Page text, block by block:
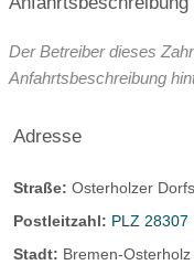
Der Betreiber dieses
Anfahrtsbeschreibung
Adresse
Straße: Osterholzer
Postleitzahl: PLZ 28307
Stadt: Bremen-Osterholz